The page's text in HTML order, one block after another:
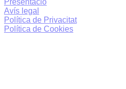
Presentació
Avís legal
Política de Privacitat
Política de Cookies